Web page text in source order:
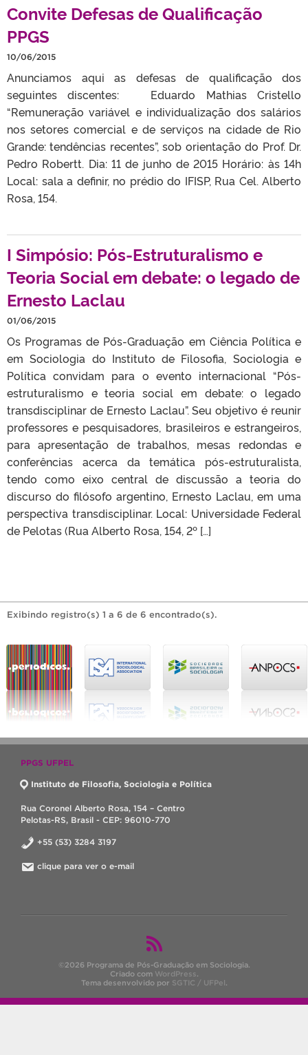
Convite Defesas de Qualificação
PPGS
10/06/2015
Anunciamos aqui as defesas de qualificação dos
seguintes discentes: Eduardo Mathias Cristello
“Remuneração variável e individualização dos salários
nos setores comercial e de serviços na cidade de Rio
Grande: tendências recentes”, sob orientação do Prof. Dr.
Pedro Robertt. Dia: 11 de junho de 2015 Horário: às 14h
Local: sala a definir, no prédio do IFISP, Rua Cel. Alberto
Rosa, 154.
I Simpósio: Pós-Estruturalismo e
Teoria Social em debate: o legado de
Ernesto Laclau
01/06/2015
Os Programas de Pós-Graduação em Ciência Política e
em Sociologia do Instituto de Filosofia, Sociologia e
Política convidam para o evento internacional “Pós-
estruturalismo e teoria social em debate: o legado
transdisciplinar de Ernesto Laclau”. Seu objetivo é reunir
professores e pesquisadores, brasileiros e estrangeiros,
para apresentação de trabalhos, mesas redondas e
conferências acerca da temática pós-estruturalista,
tendo como eixo central de discussão a teoria do
discurso do filósofo argentino, Ernesto Laclau, em uma
perspectiva transdisciplinar. Local: Universidade Federal
de Pelotas (Rua Alberto Rosa, 154, 2º […]
Exibindo registro(s) 1 a 6 de 6 encontrado(s).
PPGS UFPEL
Instituto de Filosofia, Sociologia e Política
Rua Coronel Alberto Rosa, 154 – Centro
Pelotas-RS, Brasil - CEP: 96010-770
+55 (53) 3284 3197
clique para ver o e-mail
©2026 Programa de Pós-Graduação em Sociologia.
Criado com WordPress.
Tema desenvolvido por SGTIC / UFPel.